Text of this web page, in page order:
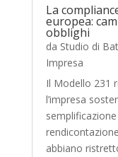
La
europea:
obblighi
da Studio di
Impresa
Il Modello 231
l’impresa
abbiano